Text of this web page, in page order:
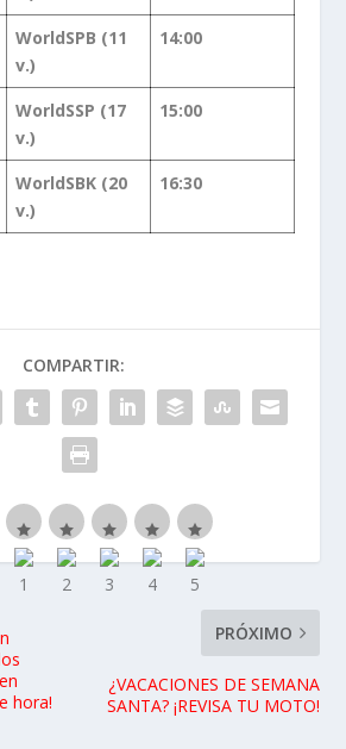
WorldSPB (11
v.)
14:00
WorldSSP (17
v.)
15:00
WorldSBK (20
v.)
16:30
COMPARTIR:
hora!
PRÓXIMO
¿VACACIONES DE SEMANA
SANTA? ¡REVISA TU MOTO!